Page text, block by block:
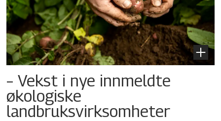
– Vekst i nye innmeldte
økologiske
landbruksvirksomheter